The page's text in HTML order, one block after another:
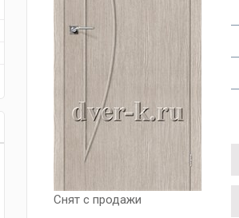
Снят с продажи